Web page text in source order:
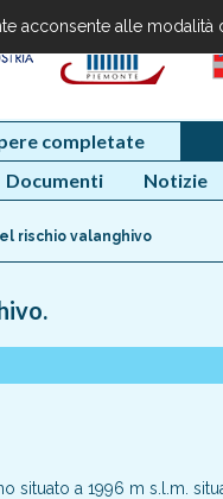
completate
Documenti Notizie
rischio valanghivo
situato a 1996 m s.l.m.
acconsente alle modalità